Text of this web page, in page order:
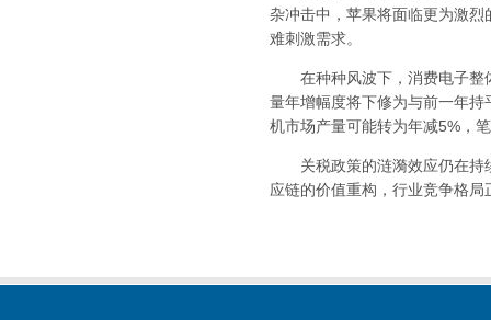
杂冲击中，苹果将面临更为激
难刺激需求。
在种种风波下，消费电子整
量年增幅度将下修为与前一年
机市场产量可能转为年减5%，
关税政策的涟漪效应仍在持
应链的价值重构，行业竞争格局